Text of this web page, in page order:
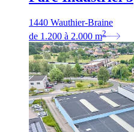
1440 Wauthier-Braine
de 1.200 à 2.000 m2